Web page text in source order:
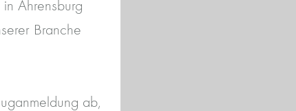
Ahrensburg
Branche
ab,